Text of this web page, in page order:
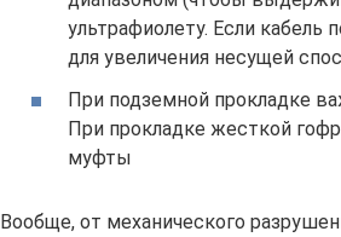
ультрафиолету. Если
для увеличения несущей
При подземной прокладке
При прокладке жесткой
муфты
Вообще, от механического